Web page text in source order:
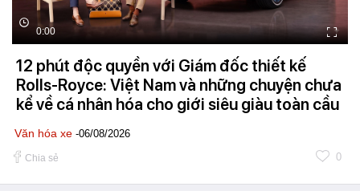
0:00
12 phút độc quyền với Giám đốc thiết kế
Rolls-Royce: Việt Nam và những chuyện chưa
kể về cá nhân hóa cho giới siêu giàu toàn cầu
Văn hóa xe -06/08/2026
Chia sẻ 0